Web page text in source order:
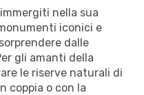
nella sua
iconici e
dalle
gli amanti della
le riserve naturali di
coppia o con la